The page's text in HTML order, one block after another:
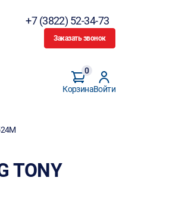
+7 (3822) 52-34-73
Заказать звонок
Корзина
0
Войти
TONY